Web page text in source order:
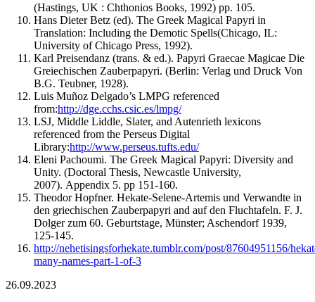
(Hastings, UK : Chthonios Books, 1992) pp. 105.
Hans Dieter Betz (ed). The Greek Magical Papyri in
Translation: Including the Demotic Spells(Chicago, IL:
University of Chicago Press, 1992).
Karl Preisendanz (trans. & ed.). Papyri Graecae Magicae Die
Greiechischen Zauberpapyri. (Berlin: Verlag und Druck Von
B.G. Teubner, 1928).
Luis Muñoz Delgado’s LMPG referenced
from:http://dge.cchs.csic.es/lmpg/
LSJ, Middle Liddle, Slater, and Autenrieth lexicons
referenced from the Perseus Digital
Library:http://www.perseus.tufts.edu/
Eleni Pachoumi. The Greek Magical Papyri: Diversity and
Unity. (Doctoral Thesis, Newcastle University,
2007). Appendix 5. pp 151-160.
Theodor Hopfner. Hekate-Selene-Artemis und Verwandte in
den griechischen Zauberpapyri and auf den Fluchtafeln. F. J.
Dolger zum 60. Geburtstage, Münster; Aschendorf 1939,
125-145.
http://nehetisingsforhekate.tumblr.com/post/87604951156/
many-names-part-1-of-3
26.09.2023